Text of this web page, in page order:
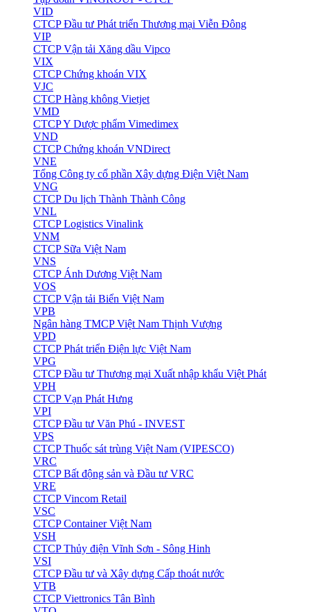
VID
CTCP Đầu tư Phát triển Thương mại Viễn Đông
VIP
CTCP Vận tải Xăng dầu Vipco
VIX
CTCP Chứng khoán VIX
VJC
CTCP Hàng không Vietjet
VMD
CTCP Y Dược phẩm Vimedimex
VND
CTCP Chứng khoán VNDirect
VNE
Tổng Công ty cổ phần Xây dựng Điện Việt Nam
VNG
CTCP Du lịch Thành Thành Công
VNL
CTCP Logistics Vinalink
VNM
CTCP Sữa Việt Nam
VNS
CTCP Ánh Dương Việt Nam
VOS
CTCP Vận tải Biển Việt Nam
VPB
Ngân hàng TMCP Việt Nam Thịnh Vượng
VPD
CTCP Phát triển Điện lực Việt Nam
VPG
CTCP Đầu tư Thương mại Xuất nhập khẩu Việt Phát
VPH
CTCP Vạn Phát Hưng
VPI
CTCP Đầu tư Văn Phú - INVEST
VPS
CTCP Thuốc sát trùng Việt Nam (VIPESCO)
VRC
CTCP Bất động sản và Đầu tư VRC
VRE
CTCP Vincom Retail
VSC
CTCP Container Việt Nam
VSH
CTCP Thủy điện Vĩnh Sơn - Sông Hinh
VSI
CTCP Đầu tư và Xây dựng Cấp thoát nước
VTB
CTCP Viettronics Tân Bình